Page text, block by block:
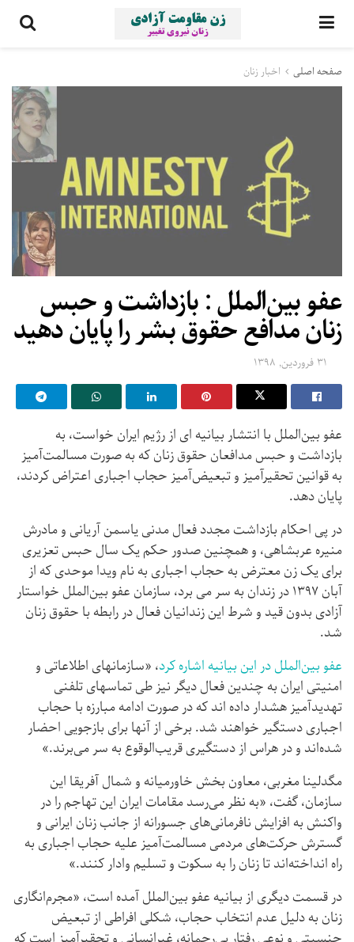
صفحه اصلی اخبار زنان
عفو بین‌الملل :‌ بازداشت و حبس
زنان مدافع حقوق بشر را پایان دهید
۳۱ فروردین, ۱۳۹۸
عفو بین‌الملل با انتشار بیانیه ای از رژیم ایران خواست، به
بازداشت و حبس مدافعان حقوق زنان که به صورت مسالمت‌آمیز
به قوانین تحقیرآمیز و تبعیض‌آمیز حجاب اجباری اعتراض کردند،
پایان دهد.
در پی احکام بازداشت مجدد فعال مدنی یاسمن آریانی و مادرش
منیره عربشاهی، و همچنین صدور حکم یک سال حبس تعزیری
برای یک زن معترض به حجاب اجباری به نام ویدا موحدی که از
آبان ۱۳۹۷ در زندان به سر می برد،‌ سازمان عفو بین‌الملل خواستار
آزادی بدون قید و شرط این زندانیان فعال در رابطه با حقوق زنان
شد.
عفو بین‌الملل در این بیانیه اشاره کرد، «سازمانهای اطلاعاتی و
امنیتی ایران به چندین فعال دیگر نیز طی تماسهای تلفنی
تهدیدآمیز هشدار داده اند که در صورت ادامه مبارزه با حجاب
اجباری دستگیر خواهند شد. برخی از آنها برای بازجویی احضار
شده‌اند و در هراس از دستگیری قریب‌الوقوع به سر می‌برند.»
مگدلینا مغربی،‌ معاون بخش خاورمیانه و شمال آفریقا این
سازمان، گفت،‌ «به نظر می‌رسد مقامات ایران این تهاجم را در
واکنش به افزایش نافرمانی‌های جسورانه از جانب زنان ایرانی و
گسترش حرکت‌های مردمی مسالمت‌آمیز علیه حجاب اجباری به
راه انداخته‌اند تا زنان را به سکوت و تسلیم وادار کنند.»
در قسمت دیگری از بیانیه عفو بین‌الملل آمده است،‌ «مجرم‌انگاری
زنان به دلیل عدم انتخاب حجاب، شکلی افراطی از تبعیض